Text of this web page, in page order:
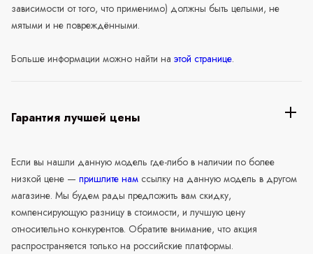
зависимости от того, что применимо) должны быть целыми, не
мятыми и не повреждёнными.
Больше информации можно найти на этой странице.
Гарантия лучшей цены
Если вы нашли данную модель где-либо в наличии по более
низкой цене — пришлите нам ссылку на данную модель в другом
магазине. Мы будем рады предложить вам скидку,
компенсирующую разницу в стоимости, и лучшую цену
относительно конкурентов. Обратите внимание, что акция
распространяется только на российские платформы.